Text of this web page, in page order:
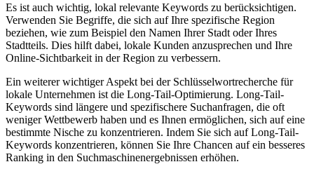
Es ist auch wichtig, lokal relevante Keywords zu berücksichtigen.
Verwenden Sie Begriffe, die sich auf Ihre spezifische Region
beziehen, wie zum Beispiel den Namen Ihrer Stadt oder Ihres
Stadtteils. Dies hilft dabei, lokale Kunden anzusprechen und Ihre
Online-Sichtbarkeit in der Region zu verbessern.
Ein weiterer wichtiger Aspekt bei der Schlüsselwortrecherche für
lokale Unternehmen ist die Long-Tail-Optimierung. Long-Tail-
Keywords sind längere und spezifischere Suchanfragen, die oft
weniger Wettbewerb haben und es Ihnen ermöglichen, sich auf eine
bestimmte Nische zu konzentrieren. Indem Sie sich auf Long-Tail-
Keywords konzentrieren, können Sie Ihre Chancen auf ein besseres
Ranking in den Suchmaschinenergebnissen erhöhen.